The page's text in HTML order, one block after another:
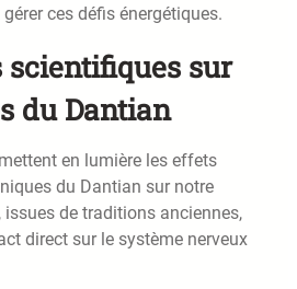
ces défis énergétiques.
scientifiques sur
du Dantian
en lumière les effets
du Dantian sur notre
issues de traditions anciennes,
direct sur le système nerveux